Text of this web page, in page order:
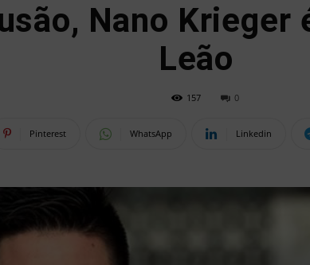
Nano Krieger
Leão
157 0
Pinterest WhatsApp Linkedin